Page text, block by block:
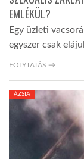
EMLÉKÜL?
Egy üzleti
egyszer csak
FOLYTATÁS →
ÁZSIA